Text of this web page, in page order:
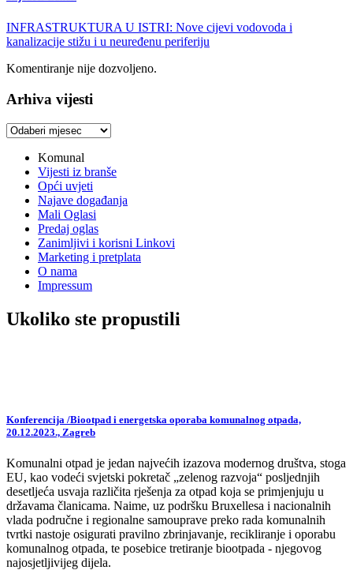
INFRASTRUKTURA U ISTRI: Nove cijevi vodovoda i
kanalizacije stižu i u neuređenu periferiju
Komentiranje nije dozvoljeno.
Arhiva vijesti
Arhiva
Komunal
Vijesti iz branše
Opći uvjeti
Najave događanja
Mali Oglasi
Predaj oglas
Zanimljivi i korisni Linkovi
Marketing i pretplata
O nama
Impressum
Ukoliko ste propustili
Konferencija /Biootpad i energetska oporaba komunalnog otpada,
20.12.2023., Zagreb
Komunalni otpad je jedan najvećih izazova modernog društva, stoga
EU, kao vodeći svjetski pokretač „zelenog razvoja“ posljednjih
desetljeća usvaja različita rješenja za otpad koja se primjenjuju u
državama članicama. Naime, uz podršku Bruxellesa i nacionalnih
vlada područne i regionalne samouprave preko rada komunalnih
tvrtki nastoje osigurati pravilno zbrinjavanje, recikliranje i oporabu
komunalnog otpada, te posebice tretiranje biootpada - njegovog
najosjetljivijeg dijela.